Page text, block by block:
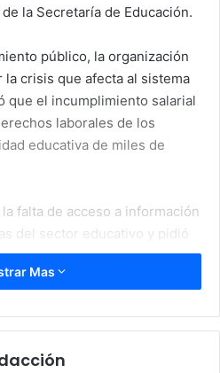
la Secretaría de Educación.
público, la organización
crisis que afecta al sistema
que el incumplimiento salarial
laborales de los
educativa de miles de
falta de acceso a información
del sector educativo y pidió
pública.
Mas